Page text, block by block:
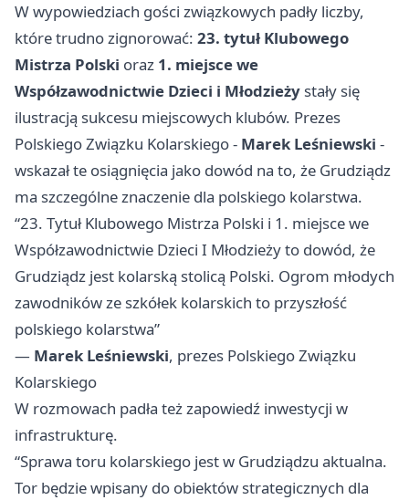
W wypowiedziach gości związkowych padły liczby,
które trudno zignorować: 23. tytuł Klubowego
Mistrza Polski oraz 1. miejsce we
Współzawodnictwie Dzieci i Młodzieży stały się
ilustracją sukcesu miejscowych klubów. Prezes
Polskiego Związku Kolarskiego - Marek Leśniewski -
wskazał te osiągnięcia jako dowód na to, że Grudziądz
ma szczególne znaczenie dla polskiego kolarstwa.
“23. Tytuł Klubowego Mistrza Polski i 1. miejsce we
Współzawodnictwie Dzieci I Młodzieży to dowód, że
Grudziądz jest kolarską stolicą Polski. Ogrom młodych
zawodników ze szkółek kolarskich to przyszłość
polskiego kolarstwa”
— Marek Leśniewski, prezes Polskiego Związku
Kolarskiego
W rozmowach padła też zapowiedź inwestycji w
infrastrukturę.
“Sprawa toru kolarskiego jest w Grudziądzu aktualna.
Tor będzie wpisany do obiektów strategicznych dla